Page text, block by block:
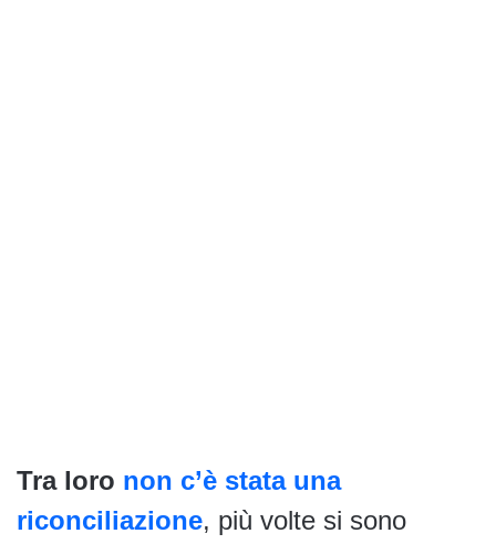
Tra loro non c’è stata una
riconciliazione, più volte si sono